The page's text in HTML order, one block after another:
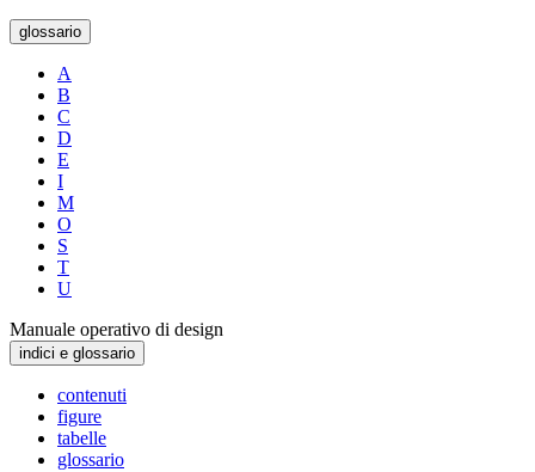
glossario
A
B
C
D
E
I
M
O
S
T
U
Manuale operativo di design
indici e glossario
contenuti
figure
tabelle
glossario